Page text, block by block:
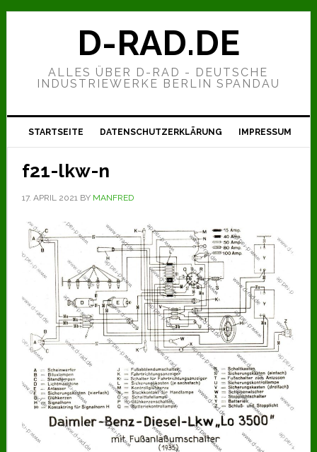
Zur
Hauptnavigation
Zum
Zur
D-RAD.DE
ALLES ÜBER D-RAD - DEUTSCHE
INDUSTRIEWERKE BERLIN SPANDAU
STARTSEITE DATENSCHUTZERKLÄRUNG IMPRESSUM
f21-lkw-n
17. APRIL 2021BY MANFRED